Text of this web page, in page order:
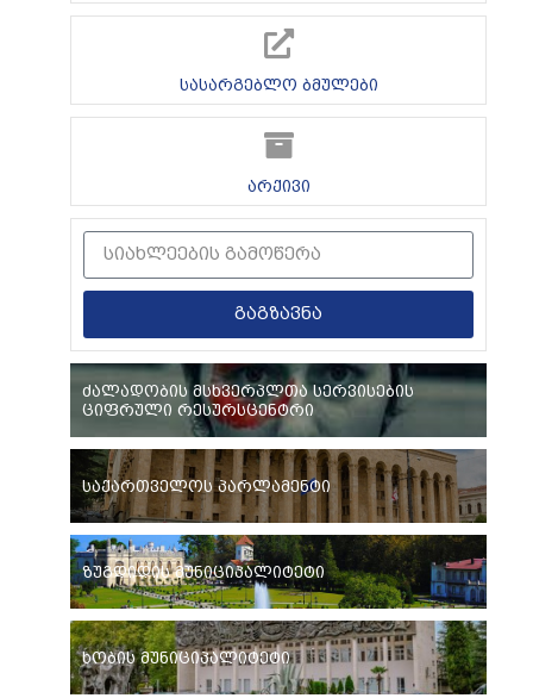
სასარგებლო ბმულები
არქივი
გაგზავნა
ძალადობის მსხვერპლთა სერვისების
ციფრული რესურსცენტრი
საქართველოს პარლამენტი
ზუგდიდის მუნიციპალიტეტი
ხობის მუნიციპალიტეტი